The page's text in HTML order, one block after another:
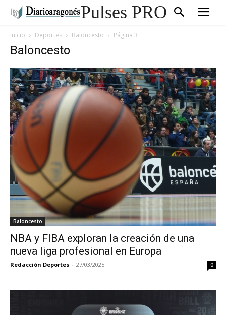
Pulses PRO
Inicio Deportes Baloncesto Página 3
Baloncesto
Baloncesto
NBA y FIBA exploran la creación de una
nueva liga profesional en Europa
Redacción Deportes - 27/03/2025 0